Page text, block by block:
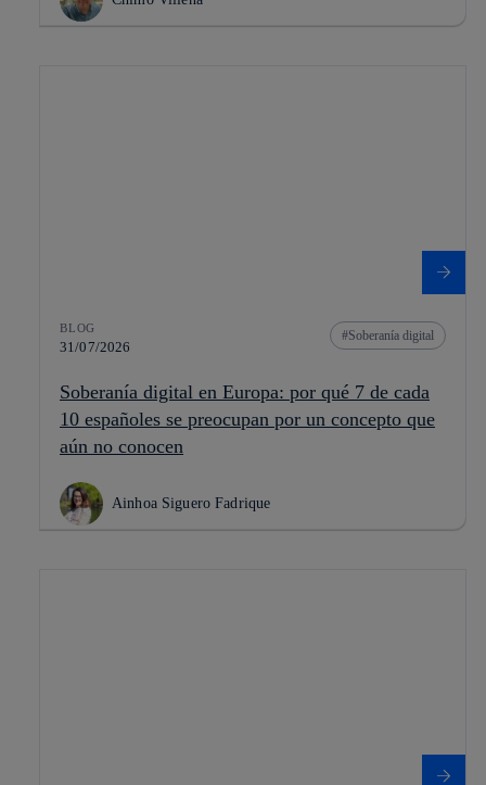
BLOG
31/07/2026
Soberanía digital
Soberanía digital en Europa: por qué 7 de cada
10 españoles se preocupan por un concepto que
aún no conocen
Ainhoa Siguero Fadrique